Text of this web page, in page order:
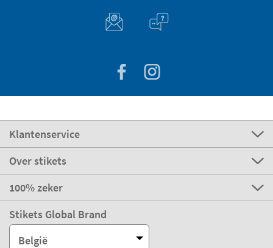
Klantenservice
Over stikets
100% zeker
Stikets Global Brand
België